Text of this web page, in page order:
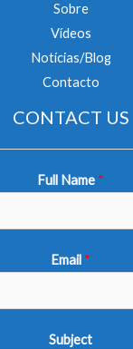
Sobre
Vídeos
Notícias/Blog
Contacto
CONTACT US
Full Name *
Email *
Subject